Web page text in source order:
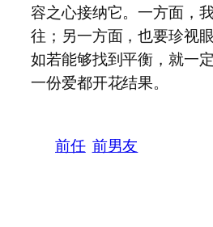
容之心接纳它。一方面，
往；另一方面，也要珍视
如若能够找到平衡，就一
一份爱都开花结果。
前任 前男友